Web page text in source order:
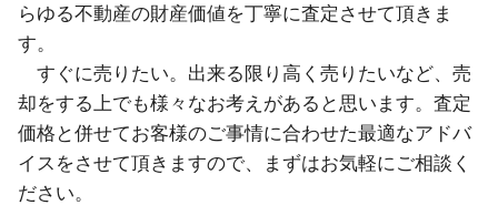
らゆる不動産の財産価値を丁寧に査定させて頂きま
す。
すぐに売りたい。出来る限り高く売りたいなど、売
却をする上でも様々なお考えがあると思います。査定
価格と併せてお客様のご事情に合わせた最適なアドバ
イスをさせて頂きますので、まずはお気軽にご相談く
ださい。